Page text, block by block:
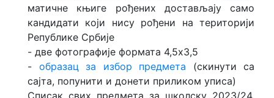
матичне књиге рођених достављају само
кандидати који нису рођени на територији
Републике Србије
- две фотографије формата 4,5x3,5
- образац за избор предмета (скинути са
сајта, попунити и донети приликом уписа)
Списак свих предмета за школску 2023/24.